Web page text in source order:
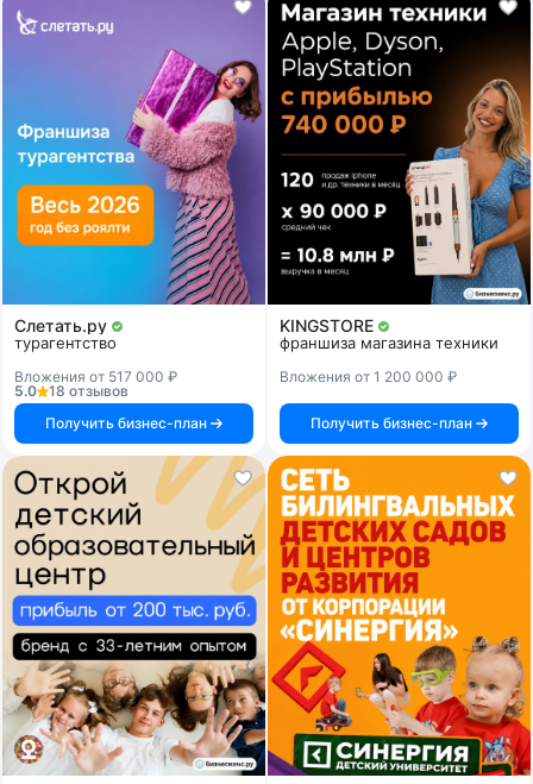
Слетать.ру
турагентство
Вложения от 517 000 ₽
5.0
18 отзывов
Получить бизнес-план
KINGSTORE
франшиза магазина техники
Вложения от 1 200 000 ₽
Получить бизнес-план